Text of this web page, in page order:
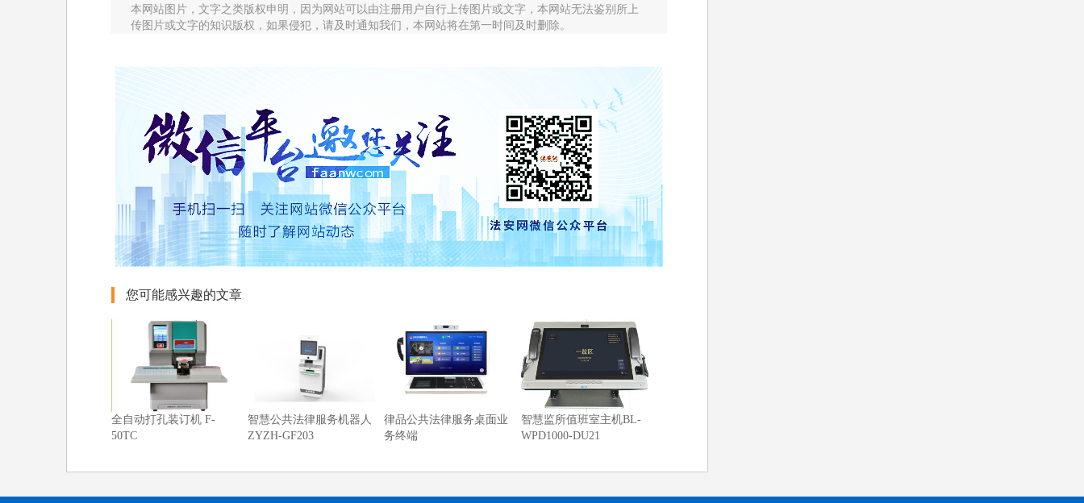
本网站图片，文字之类版权申明，因为网站可以由注册用户自行上传图片或文字，本网站无法鉴别所上
传图片或文字的知识版权，如果侵犯，请及时通知我们，本网站将在第一时间及时删除。
您可能感兴趣的文章
全自动打孔装订机 F-
50TC
智慧公共法律服务机器人
ZYZH-GF203
律品公共法律服务桌面业
务终端
智慧监所值班室主机BL-
WPD1000-DU21